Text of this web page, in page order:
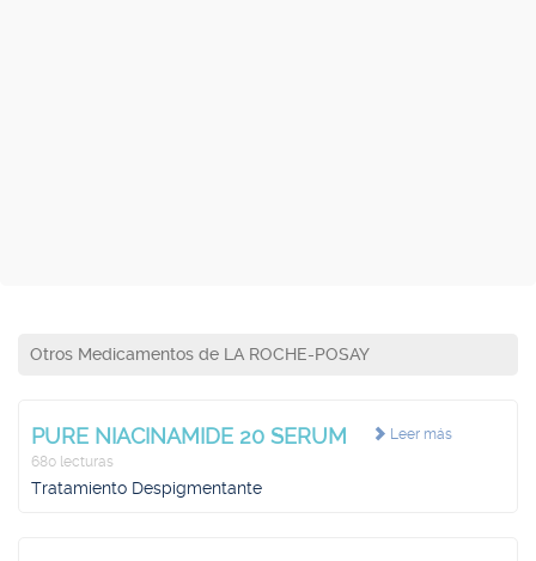
Otros Medicamentos de LA ROCHE-POSAY
Leer más
PURE NIACINAMIDE 20 SERUM
680 lecturas
Tratamiento Despigmentante